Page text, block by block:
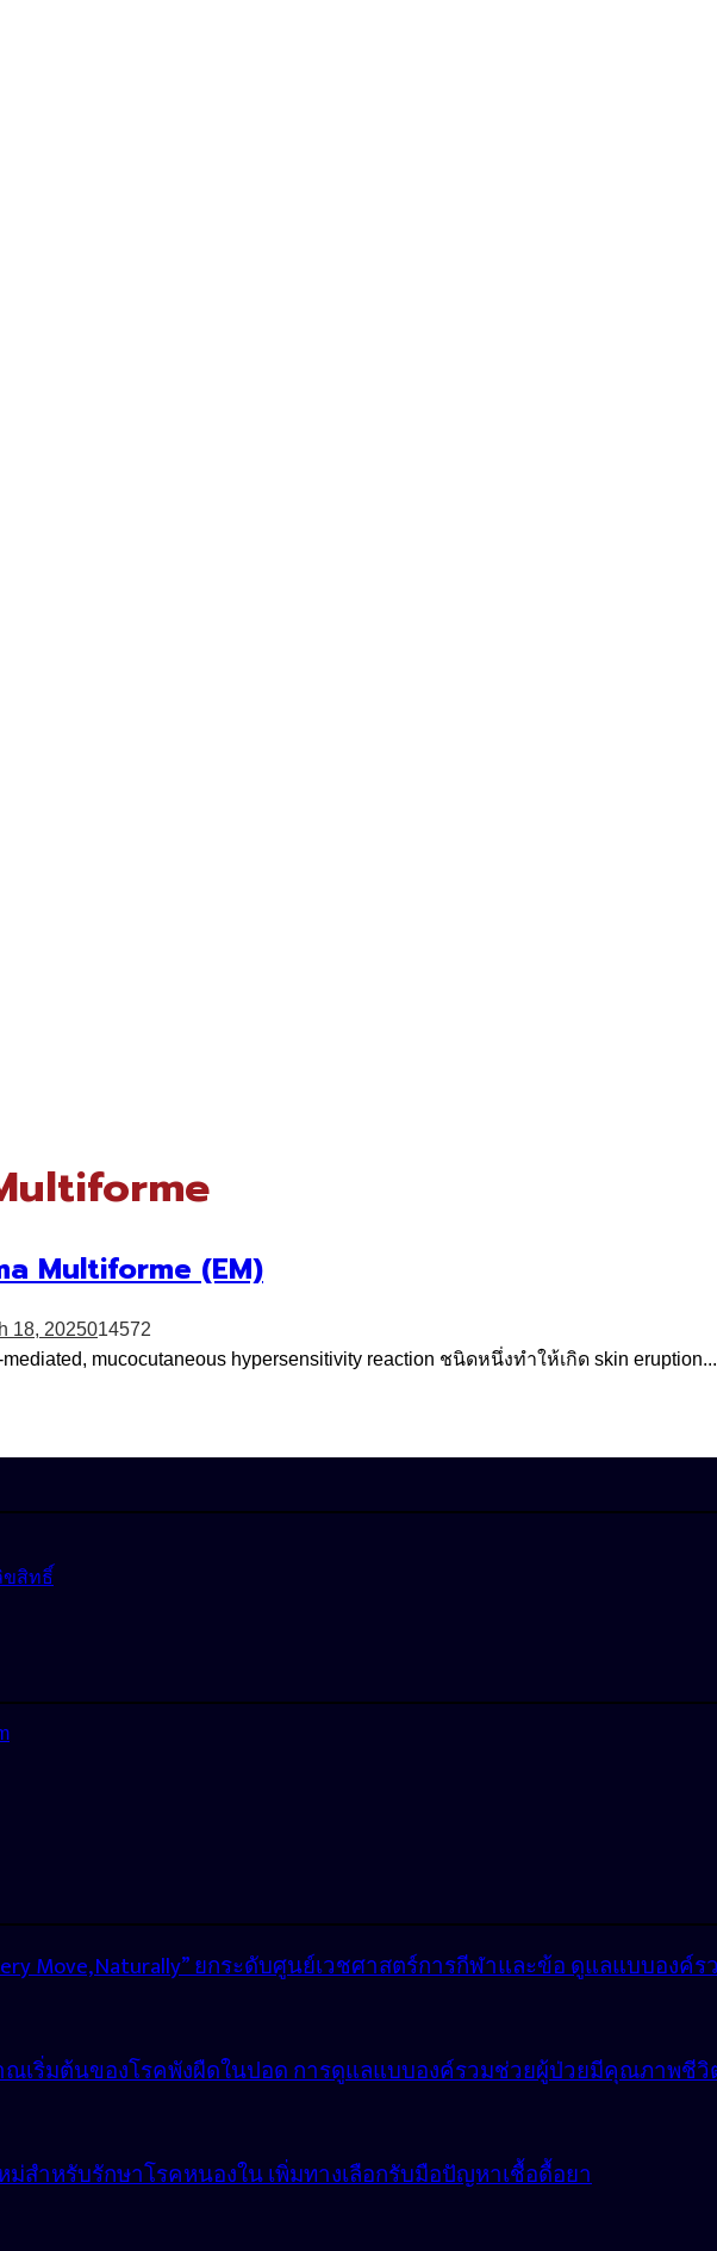
Multiforme (EM)
18, 2025014572
mucocutaneous hypersensitivity reaction ชนิดหนึ่งทำให้เกิด skin eruption...
ขสิทธิ์
Move, Naturally” ยกระดับศูนย์เวชศาสตร์การกีฬาและข้อ ดูแลแบบองค์ร
าณเริ่มต้นของโรคพังผืดในปอด การดูแลแบบองค์รวมช่วยผู้ป่วยมีคุณภาพชี
สำหรับรักษาโรคหนองใน เพิ่มทางเลือกรับมือปัญหาเชื้อดื้อยา